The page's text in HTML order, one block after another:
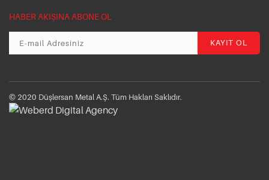
HABER AKIŞINA ABONE OL
© 2020 Düşlersan Metal A.Ş. Tüm Hakları Saklıdır.